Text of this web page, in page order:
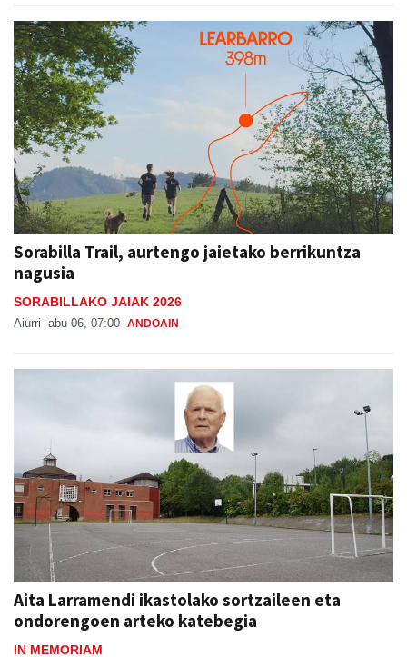
Sorabilla Trail, aurtengo jaietako berrikuntza
nagusia
SORABILLAKO JAIAK 2026
Aiurri abu 06, 07:00 ANDOAIN
Aita Larramendi ikastolako sortzaileen eta
ondorengoen arteko katebegia
IN MEMORIAM